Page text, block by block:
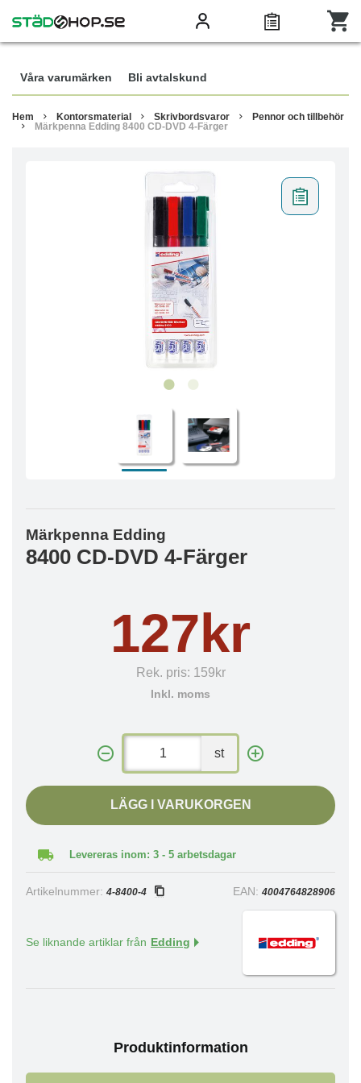
Våra varumärken Bli avtalskund
Hem Kontorsmaterial Skrivbordsvaror
Pennor och tillbehör
Märkpenna Edding 8400 CD-DVD 4-Färger
Märkpenna Edding
8400 CD-DVD 4-Färger
127kr
Rek. pris: 159kr
Inkl. moms
st
LÄGG I VARUKORGEN
Levereras inom: 3 - 5 arbetsdagar
Artikelnummer: 4-8400-4 EAN: 4004764828906
Se liknande artiklar från Edding
Produktinformation